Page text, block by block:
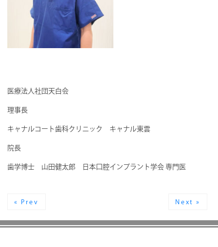
医療法人社団天白会
理事長
キャナルコート歯科クリニック キャナル東雲
院長
歯学博士 山田健太郎 日本口腔インプラント学会 専門医
« Prev Next »